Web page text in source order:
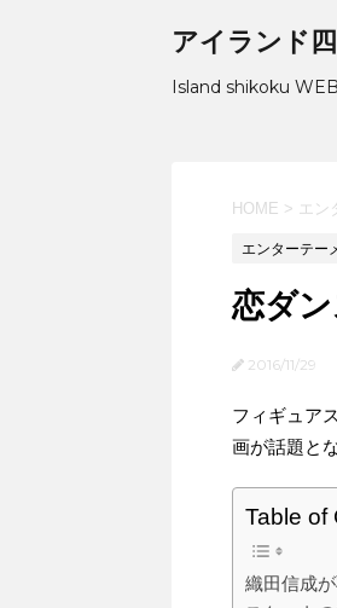
アイランド
Island shikoku
HOME > エン
エンターテー
恋ダ
2016/11/29
フィギュア
画が話題と
Table of
織田信成